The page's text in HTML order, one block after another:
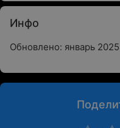
Инфо
Обновлено: январь 2025